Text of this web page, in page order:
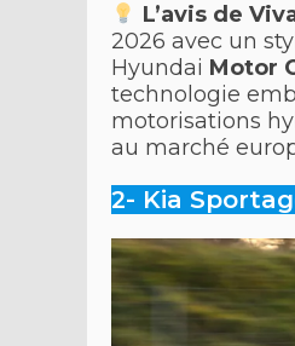
L’avis de
2026 avec un
Hyundai Motor
technologie
motorisations
au marché
2- Kia